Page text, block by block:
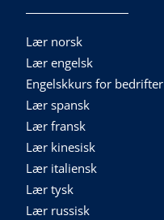
Lær norsk
Lær engelsk
Engelskkurs for bedrifter
Lær spansk
Lær fransk
Lær kinesisk
Lær italiensk
Lær tysk
Lær russisk